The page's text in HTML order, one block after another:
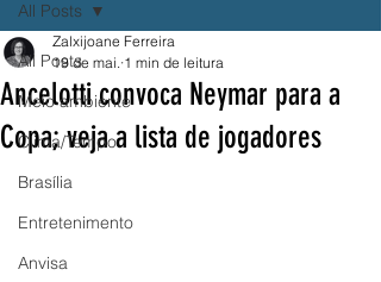
All Posts
Meio ambiente
Clima/Tempo
Brasília
Entretenimento
Anvisa
All Posts
Ancelotti convoca Neymar para a
Copa; veja a lista de jogadores
Zalxijoane Ferreira
19 de mai. 1 min de leitura